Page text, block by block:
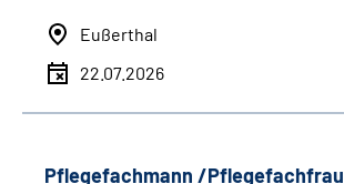
Eußerthal
22.07.2026
Pflegefachmann /Pflegefachfrau